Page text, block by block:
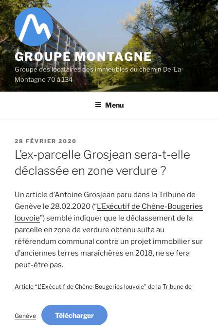
Aller
au
contenu
principal
GROUPE MONTAGNE
Groupe des locataires des immeubles du chemin De-La-
Montagne 70 à 134
Menu
PUBLIÉ
LE
28 FÉVRIER 2020
L’ex-parcelle Grosjean sera-t-elle
déclassée en zone verdure ?
Un article d’Antoine Grosjean paru dans la Tribune de
Genève le 28.02.2020 (“L’Exécutif de Chêne-Bougeries
louvoie”) semble indiquer que le déclassement de la
parcelle en zone de verdure obtenu suite au
référendum communal contre un projet immobilier sur
d’anciennes terres maraîchères en 2018, ne se fera
peut-être pas.
Article “L’Exécutif de Chêne-Bougeries louvoie” de la Tribune de
Genève Télécharger